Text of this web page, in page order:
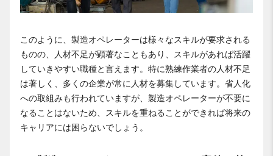
このように、製造オペレーターは様々なスキルが要求される
ものの、人材不足が顕著なこともあり、スキルがあれば活躍
していきやすい職種と言えます。特に熟練作業者の人材不足
は著しく、多くの企業が常に人材を募集しています。省人化
への取組みも行われていますが、製造オペレーターが不要に
なることはないため、スキルを重ねることができれば将来の
キャリアには困らないでしょう。